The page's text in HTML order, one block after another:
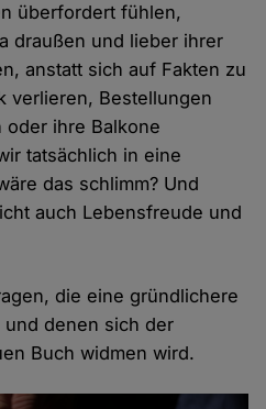
überfordert fühlen,
draußen und lieber ihrer
anstatt sich auf Fakten zu
verlieren, Bestellungen
oder ihre Balkone
tatsächlich in eine
das schlimm? Und
auch Lebensfreude und
die eine gründlichere
denen sich der
Buch widmen wird.